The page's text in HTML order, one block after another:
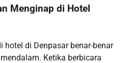
Menginap di Hotel
hotel di Denpasar benar-benar
Ketika berbicara